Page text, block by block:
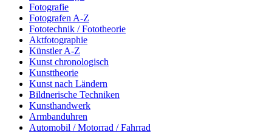
Fotografie
Fotografen A-Z
Fototechnik / Fototheorie
Aktfotographie
Künstler A-Z
Kunst chronologisch
Kunsttheorie
Kunst nach Ländern
Bildnerische Techniken
Kunsthandwerk
Armbanduhren
Automobil / Motorrad / Fahrrad